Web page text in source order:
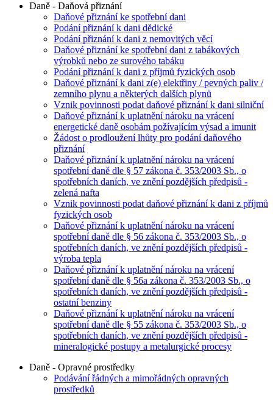
Daně - Daňová přiznání
Daňové přiznání ke spotřební dani
Podání přiznání k dani dědické
Podání přiznání k dani z nemovitých věcí
Daňové přiznání ke spotřební dani z tabákových
výrobků nebo ze surového tabáku
Podání přiznání k dani z příjmů fyzických osob
Daňové přiznání k dani z(e) elektřiny / pevných paliv /
zemního plynu a některých dalších plynů
Vznik povinnosti podat daňové přiznání k dani silniční
Daňové přiznání k uplatnění nároku na vrácení
energetické daně osobám požívajícím výsad a imunit
Žádost o prodloužení lhůty pro podání daňového
přiznání
Daňové přiznání k uplatnění nároku na vrácení
spotřební daně dle § 57 zákona č. 353/2003 Sb., o
spotřebních daních, ve znění pozdějších předpisů -
zelená nafta
Vznik povinnosti podat daňové přiznání k dani z příjmů
fyzických osob
Daňové přiznání k uplatnění nároku na vrácení
spotřební daně dle § 56 zákona č. 353/2003 Sb., o
spotřebních daních, ve znění pozdějších předpisů -
výroba tepla
Daňové přiznání k uplatnění nároku na vrácení
spotřební daně dle § 56a zákona č. 353/2003 Sb., o
spotřebních daních, ve znění pozdějších předpisů -
ostatní benziny
Daňové přiznání k uplatnění nároku na vrácení
spotřební daně dle § 55 zákona č. 353/2003 Sb., o
spotřebních daních, ve znění pozdějších předpisů -
mineralogické postupy a metalurgické procesy
Daně - Opravné prostředky
Podávání řádných a mimořádných opravných
prostředků